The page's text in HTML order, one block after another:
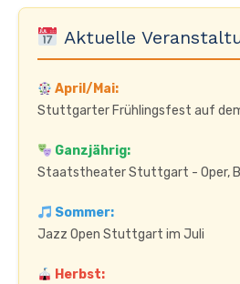
Aktuelle
April/Mai:
Stuttgarter Frühlingsfest auf
Ganzjährig:
Staatstheater Stuttgart - Oper,
Sommer:
Jazz Open Stuttgart im Juli
Herbst: